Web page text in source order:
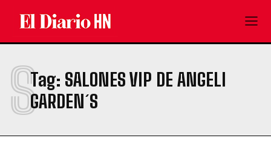
Tag: SALONES VIP DE ANGELI
GARDEN´S
S